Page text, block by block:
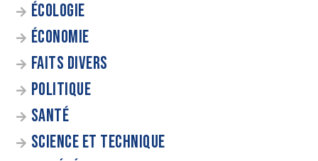
ÉCOLOGIE
ÉCONOMIE
FAITS DIVERS
POLITIQUE
SANTÉ
SCIENCE ET TECHNIQUE